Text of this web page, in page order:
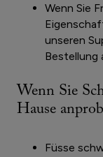
Wenn Sie
unseren
Bestellung
Wenn Sie
Hause
Füsse